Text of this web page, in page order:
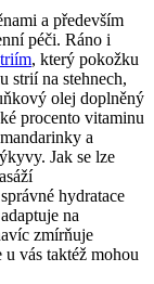
a především
péči. Ráno i
, který pokožku
strií na stehnech,
olej doplněný
procento vitaminu
a
Jak se lze
hydratace
na
zmírňuje
u vás taktéž mohou